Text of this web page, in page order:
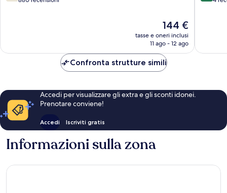
Il
prezzo
attuale
144 €
144 €
tasse e oneri inclusi
11 ago - 12 ago
Confronta strutture simili
Accedi per visualizzare gli extra e gli sconti idonei.
Prenotare conviene!
Accedi Iscriviti gratis
Informazioni sulla zona